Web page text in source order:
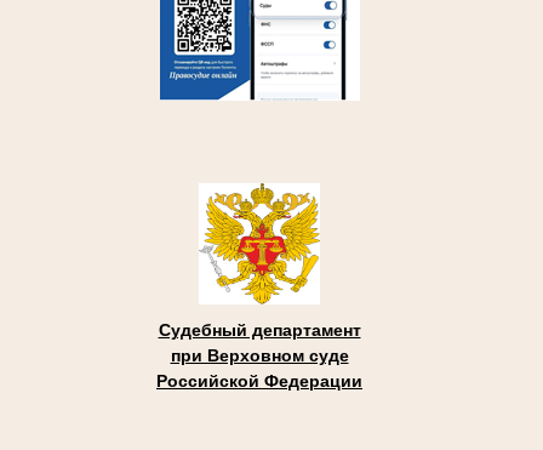
Судебный департамент
при Верховном суде
Российской Федерации